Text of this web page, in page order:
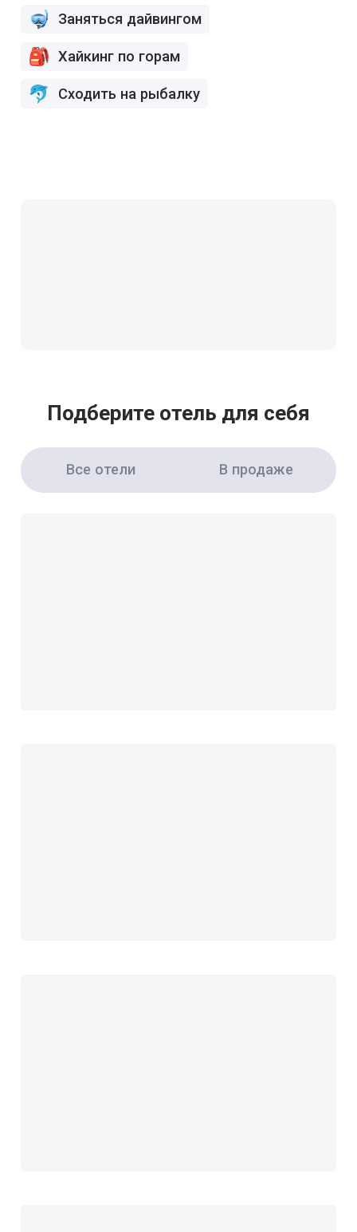
Заняться дайвингом
Хайкинг по горам
Сходить на рыбалку
Подберите отель для себя
Все отели В продаже